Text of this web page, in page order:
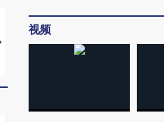
马航飞行员跨国走私7万
粒摇头丸 尿检体内含3种
视线｜被称为
度Z世代 用街
视频